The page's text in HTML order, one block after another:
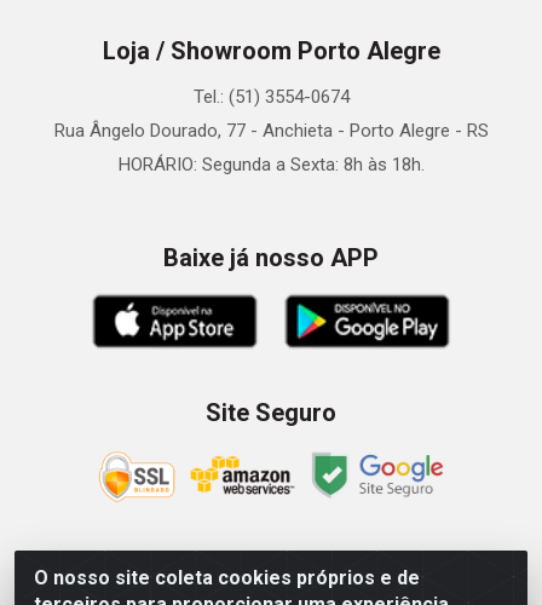
O nosso site coleta cookies próprios e de
Loja / Showroom Porto Alegre
Tel.: (51) 3554-0674
Rua Ângelo Dourado, 77 - Anchieta - Porto Alegre - RS
HORÁRIO: Segunda a Sexta: 8h às 18h.
Baixe já nosso APP
Site Seguro
Zein Importação e Comércio LTDA - Av. Senador Queiróz, 274